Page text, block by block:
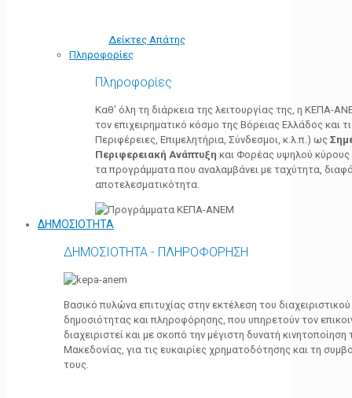
Δείκτες Απάτης
Πληροφορίες
Πληροφορίες
Καθ’ όλη τη διάρκεια της λειτουργίας της, η ΚΕΠΑ-
τον επιχειρηματικό κόσμο της Βόρειας Ελλάδος και
Περιφέρειες, Επιμελητήρια, Σύνδεσμοι, κ.λ.π.) ως
Περιφερειακή Ανάπτυξη και Φορέας υψηλού κύρους
τα προγράμματα που αναλαμβάνει με ταχύτητα,
αποτελεσματικότητα.
ΔΗΜΟΣΙΟΤΗΤΑ
ΔΗΜΟΣΙΟΤΗΤΑ - ΠΛΗΡΟΦΟΡΗΣΗ
Βασικό πυλώνα επιτυχίας στην εκτέλεση του
δημοσιότητας και πληροφόρησης, που υπηρετούν τον
διαχειριστεί και με σκοπό την μέγιστη δυνατή
Μακεδονίας, για τις ευκαιρίες χρηματοδότησης και τη
τους.